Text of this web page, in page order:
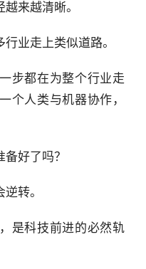
来越清晰。
业走上类似道路。
步都在为整个行业走
个人类与机器协作，
好了吗？
转。
是科技前进的必然轨